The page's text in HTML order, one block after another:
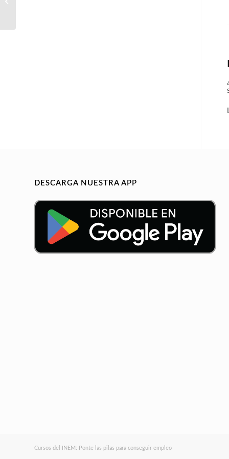
DESCARGA NUESTRA APP
Cursos del INEM: Ponte las pilas para conseguir empleo